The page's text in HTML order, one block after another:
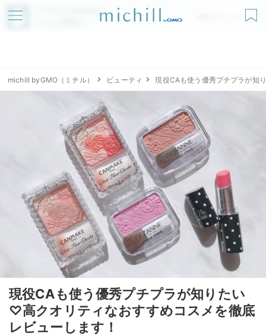
アプリでmichillが
無料ダウンロード
michill byGMO（ミチル） ビューティ 現役CAも使う優秀プチプラが知
現役CAも使う優秀プチプラが知りたい
♡高クオリティなおすすめコスメを徹底
レビューします！